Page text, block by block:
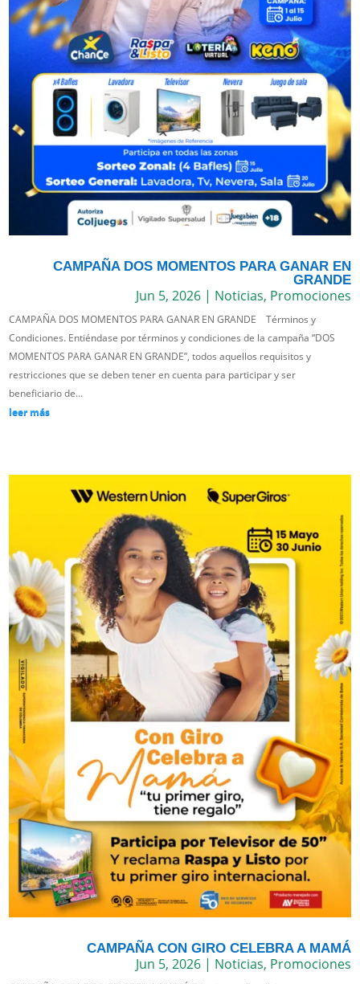
CAMPAÑA DOS MOMENTOS PARA GANAR EN
GRANDE
Jun 5, 2026| Noticias, Promociones
CAMPAÑA DOS MOMENTOS PARA GANAR EN GRANDE Términos y
Condiciones. Entiéndase por términos y condiciones de la campaña “DOS
MOMENTOS PARA GANAR EN GRANDE”, todos aquellos requisitos y
restricciones que se deben tener en cuenta para participar y ser
beneficiario de...
leer más
CAMPAÑA CON GIRO CELEBRA A MAMÁ
Jun 5, 2026| Noticias, Promociones